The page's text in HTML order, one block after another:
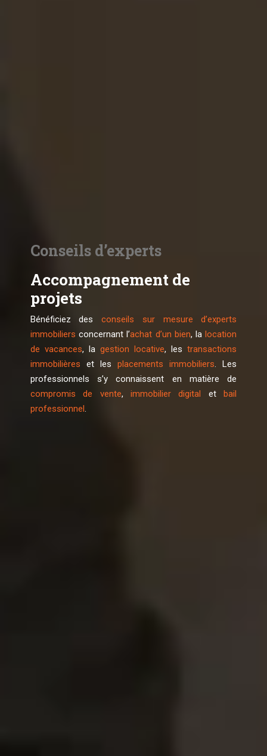
Conseils d’experts
Accompagnement de
projets
Bénéficiez desconseils sur mesure d’experts
immobiliers concernant l’achat d’un bien, lalocation
de vacances, lagestion locative, lestransactions
immobilières et lesplacements immobiliers. Les
professionnels s’y connaissent en matière de
compromis de vente, immobilier digital etbail
professionnel.